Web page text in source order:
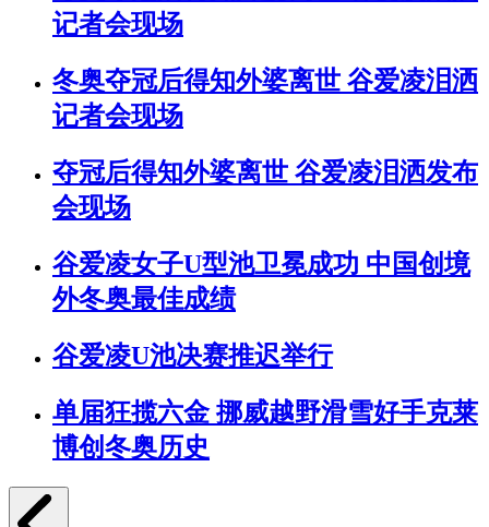
记者会现场
冬奥夺冠后得知外婆离世 谷爱凌泪洒
记者会现场
夺冠后得知外婆离世 谷爱凌泪洒发布
会现场
谷爱凌女子U型池卫冕成功 中国创境
外冬奥最佳成绩
谷爱凌U池决赛推迟举行
单届狂揽六金 挪威越野滑雪好手克莱
博创冬奥历史